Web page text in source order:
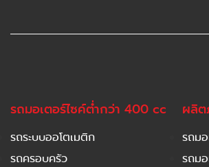
รถมอเตอร์ไซค์ต่ำกว่า 400 cc
รถระบบออโตเมติก
รถครอบครัว
ผลิ
รถม
รถม